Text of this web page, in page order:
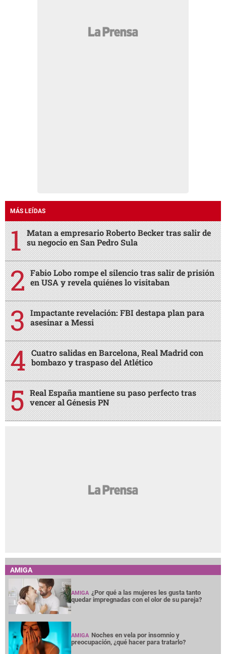
MÁS LEÍDAS
Matan a empresario Roberto Becker tras salir de
su negocio en San Pedro Sula
Fabio Lobo rompe el silencio tras salir de prisión
en USA y revela quiénes lo visitaban
Impactante revelación: FBI destapa plan para
asesinar a Messi
Cuatro salidas en Barcelona, Real Madrid con
bombazo y traspaso del Atlético
Real España mantiene su paso perfecto tras
vencer al Génesis PN
AMIGA
AMIGA ¿Por qué a las mujeres les gusta tanto
quedar impregnadas con el olor de su pareja?
AMIGA Noches en vela por insomnio y
preocupación, ¿qué hacer para tratarlo?